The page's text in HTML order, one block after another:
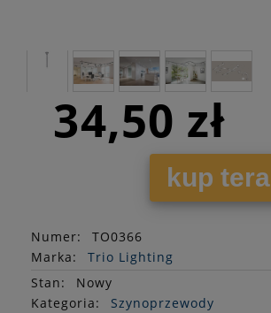
34,50 zł
kup
Numer:
TO0366
Marka:
Trio Lighting
Stan:
Nowy
Kategoria:
Szynoprzewody